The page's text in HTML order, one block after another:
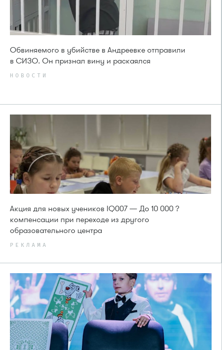
Обвиняемого в убийстве в Андреевке отправили
в СИЗО. Он признал вину и раскаялся
НОВОСТИ
Акция для новых учеников IQ007 — До 10 000 ?
компенсации при переходе из другого
образовательного центра
РЕКЛАМА